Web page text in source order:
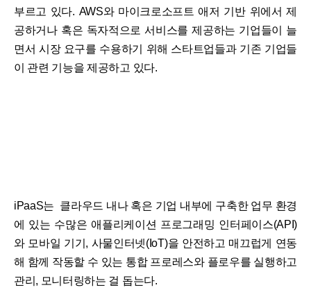
부르고 있다. AWS와 마이크로소프트 애저 기반 위에서 제
공하거나 혹은 독자적으로 서비스를 제공하는 기업들이 늘
면서 시장 요구를 수용하기 위해 스타트업들과 기존 기업들
이 관련 기능을 제공하고 있다.
iPaaS는 클라우드 내나 혹은 기업 내부에 구축한 업무 환경
에 있는 수많은 애플리케이션 프로그래밍 인터페이스(API)
와 모바일 기기, 사물인터넷(IoT)을 안전하고 매끄럽게 연동
해 함께 작동할 수 있는 통합 프로레스와 플로우를 실행하고
관리, 모니터링하는 걸 돕는다.